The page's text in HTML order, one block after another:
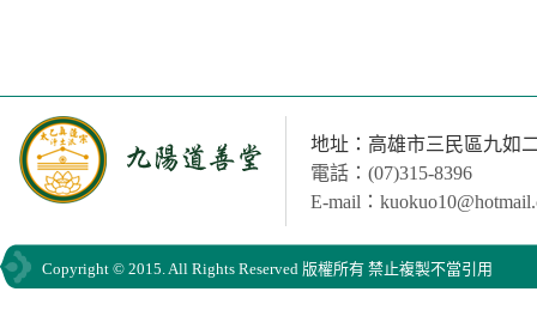
地址：高雄市三民區九如
電話：(07)315-8396
E-mail：
Copyright © 2015. All Rights Reserved 版權所有 禁止複製不當引用